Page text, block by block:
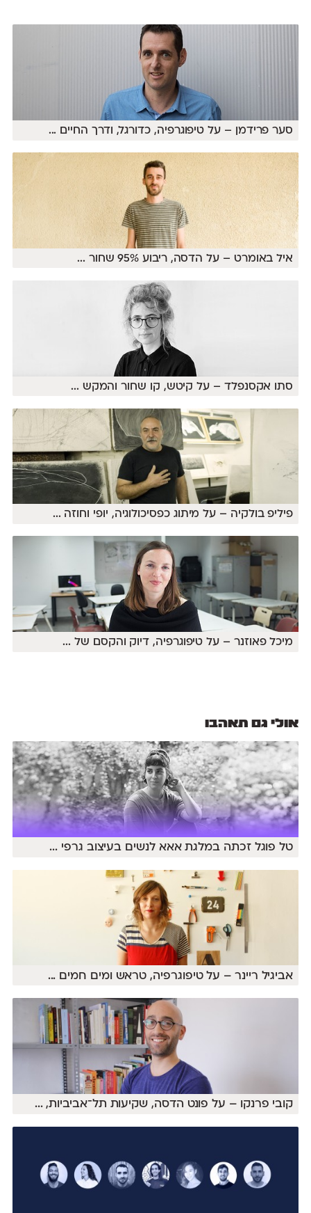
סער פרידמן – על טיפוגרפיה, כדורגל, ודרך החיים ...
איל באומרט – על הדסה, ריבוע 95% שחור ...
סתו אקסנפלד – על קיטש, קו שחור והמקש ...
פיליפ בולקיה – על מיתוג כפסיכולוגיה, יופי וחוזה ...
מיכל פאוזנר – על טיפוגרפיה, דיוק והקסם של...
אולי גם תאהבו
טל פוגל זכתה במלגת אאא לנשים בעיצוב גרפי ...
אביגיל ריינר – על טיפוגרפיה, טראש ומים חמים ...
קובי פרנקו – על פונט הדסה, שקיעות תל־אביביות,...